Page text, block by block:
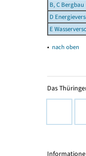
B, C
D
E
▴ nach oben
Das